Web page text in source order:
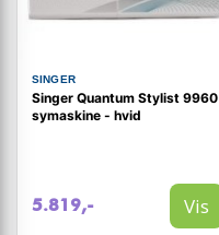
SINGER
Singer Quantum Stylist 9960
symaskine - hvid
5.819,- Vis